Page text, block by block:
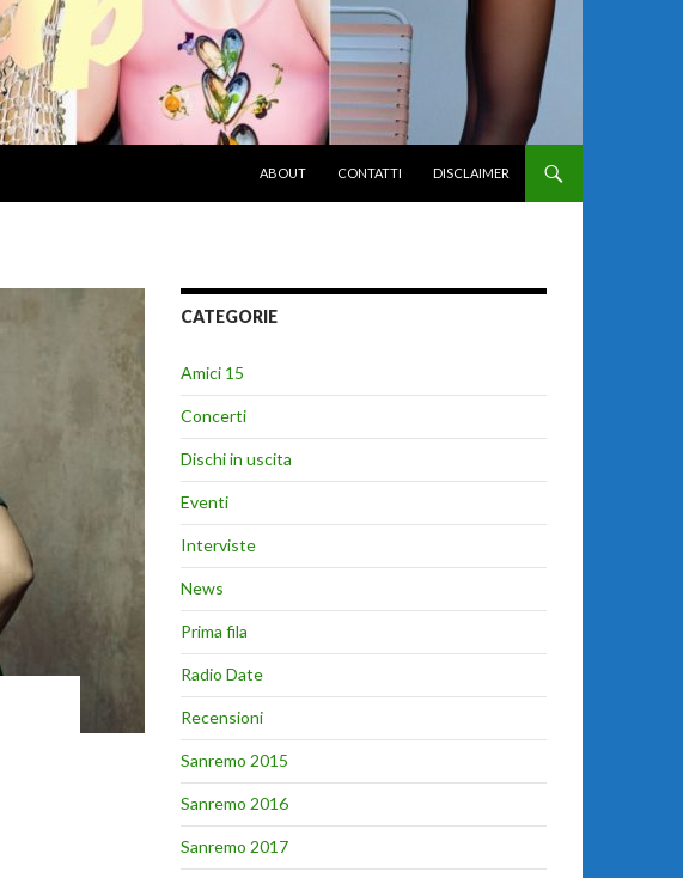
ABOUT
CONTATTI DISCLAIMER
CATEGORIE
Amici 15
Concerti
Dischi in uscita
Eventi
Interviste
News
Prima fila
Radio Date
Recensioni
Sanremo 2015
Sanremo 2016
Sanremo 2017